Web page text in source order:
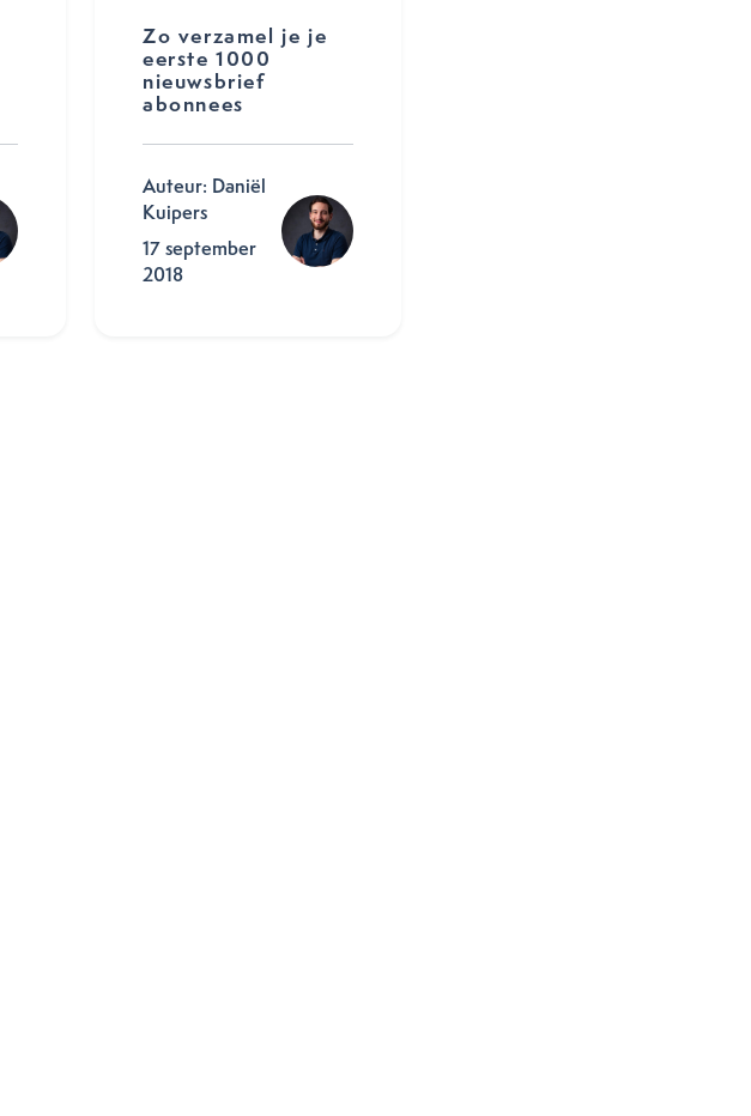
Zo verzamel je je
eerste 1000
nieuwsbrief
abonnees
Auteur: Daniël
Kuipers
17 september
2018